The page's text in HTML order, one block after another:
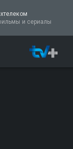
и сериалы